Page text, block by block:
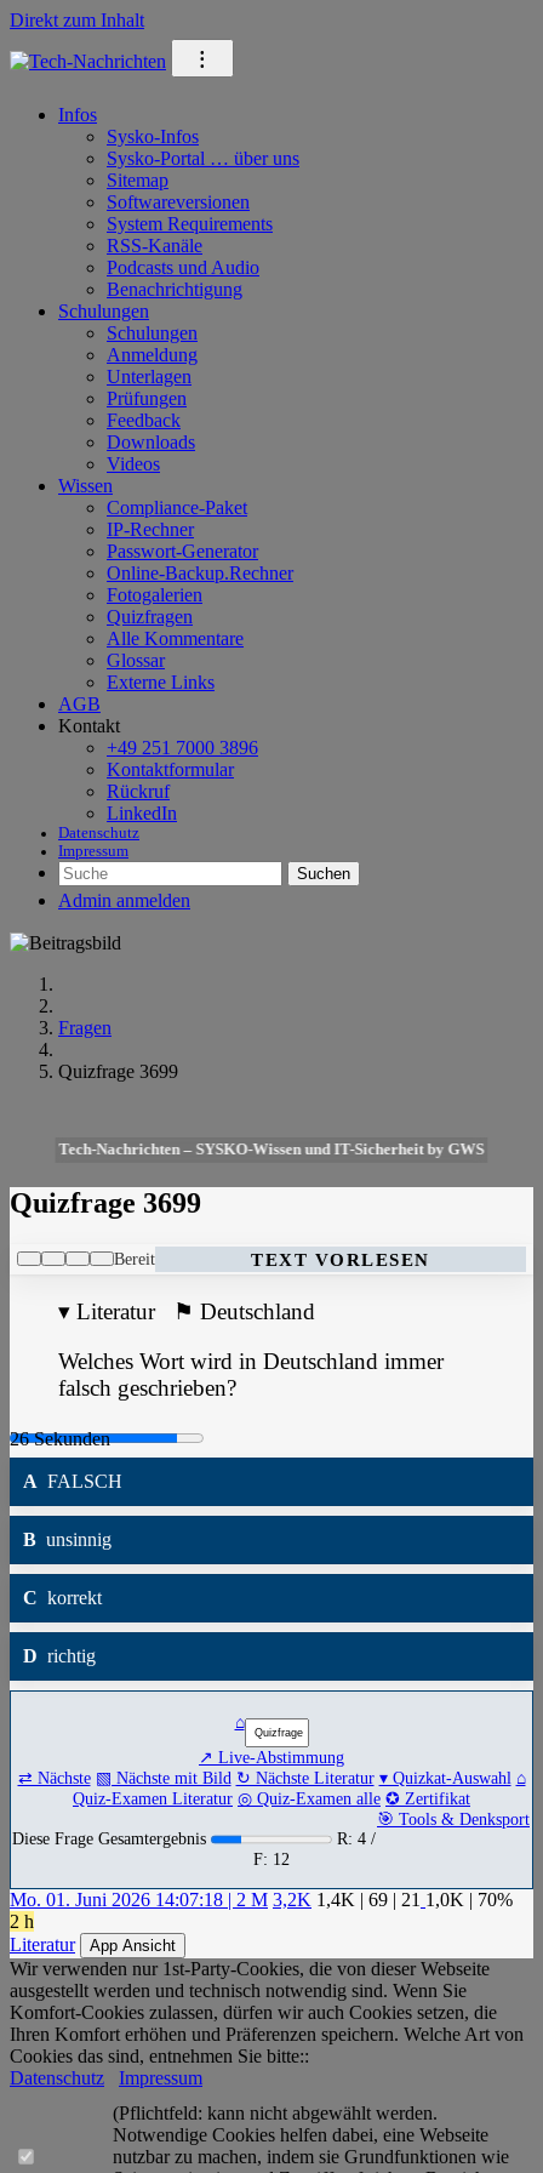
Direkt zum Inhalt
⁝
Infos
Sysko-Infos
Sysko-Portal … über uns
Sitemap
Softwareversionen
System Requirements
RSS-Kanäle
Podcasts und Audio
Benachrichtigung
Schulungen
Schulungen
Anmeldung
Unterlagen
Prüfungen
Feedback
Downloads
Videos
Wissen
Compliance-Paket
IP-Rechner
Passwort-Generator
Online-Backup.Rechner
Fotogalerien
Quizfragen
Alle Kommentare
Glossar
Externe Links
AGB
Kontakt
+49 251 7000 3896
Kontaktformular
Rückruf
LinkedIn
Datenschutz
Impressum
Suchen
Admin anmelden
Fragen
Quizfrage 3699
Tech-Nachrichten – SYSKO-Wissen und IT-Sicherheit by GWS
Quizfrage 3699
Bereit TEXT VORLESEN
▾ Literatur ⚑ Deutschland
Welches Wort wird in Deutschland immer
falsch geschrieben?
A FALSCH
B unsinnig
C korrekt
D richtig
⌂
↗ Live-Abstimmung
⇄ Nächste ▧ Nächste mit Bild ↻ Nächste Literatur ▾ Quizkat-Auswahl ⌂
Quiz-Examen Literatur ◎ Quiz-Examen alle ✪ Zertifikat
🎯 Tools & Denksport
Diese Frage Gesamtergebnis
R: 4 /
F: 12
Mo. 01. Juni 2026 14:07:18 | 2 M 3,2K 1,4K | 69 | 21 1,0K | 70%
2 h
Literatur
App Ansicht
Wir verwenden nur 1st-Party-Cookies, die von dieser Webseite
ausgestellt werden und technisch notwendig sind. Wenn Sie
Komfort-Cookies zulassen, dürfen wir auch Cookies setzen, die
Ihren Komfort erhöhen und Präferenzen speichern. Welche Art von
Cookies das sind, entnehmen Sie bitte::
Datenschutz
Impressum
(Pflichtfeld: kann nicht abgewählt werden.
Notwendige Cookies helfen dabei, eine Webseite
nutzbar zu machen, indem sie Grundfunktionen wie